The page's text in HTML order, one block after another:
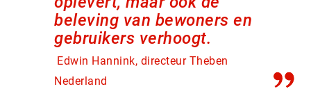
beleving van bewoners en
gebruikers verhoogt.
Edwin Hannink, directeur Theben
Nederland